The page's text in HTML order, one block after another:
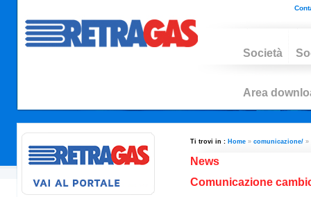
Società
Area
Ti trovi in : Home » comunicazione/ »
News
Comunicazione